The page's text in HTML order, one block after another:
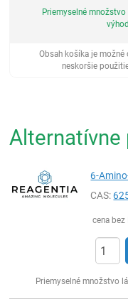
Priemyselné
Obsah košíka je
neskoršie
Alternatívne
6-
CAS:
cena bez
Priemyselné množstvo